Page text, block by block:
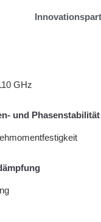
GHz
und Phasenstabilität